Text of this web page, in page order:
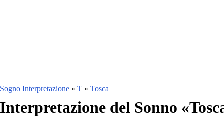
Sogno Interpretazione » T » Tosca
Interpretazione del Sonno «